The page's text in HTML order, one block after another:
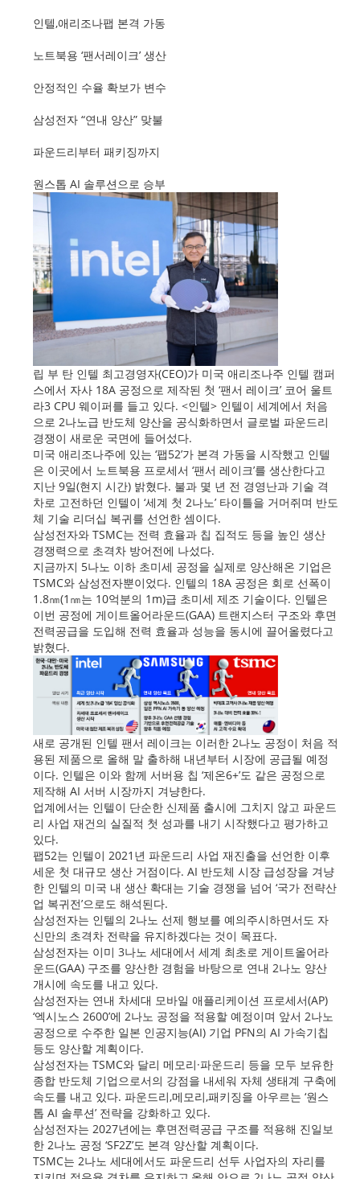
인텔,애리조나팹 본격 가동
노트북용 ‘팬서레이크’ 생산
안정적인 수율 확보가 변수
삼성전자 “연내 양산” 맞불
파운드리부터 패키징까지
원스톱 AI 솔루션으로 승부
립 부 탄 인텔 최고경영자(CEO)가 미국 애리조나주 인텔 캠퍼
스에서 자사 18A 공정으로 제작된 첫 ‘팬서 레이크’ 코어 울트
라3 CPU 웨이퍼를 들고 있다. <인텔> 인텔이 세계에서 처음
으로 2나노급 반도체 양산을 공식화하면서 글로벌 파운드리
경쟁이 새로운 국면에 들어섰다.
미국 애리조나주에 있는 ‘팹52’가 본격 가동을 시작했고 인텔
은 이곳에서 노트북용 프로세서 ‘팬서 레이크’를 생산한다고
지난 9일(현지 시간) 밝혔다. 불과 몇 년 전 경영난과 기술 격
차로 고전하던 인텔이 ‘세계 첫 2나노’ 타이틀을 거머쥐며 반도
체 기술 리더십 복귀를 선언한 셈이다.
삼성전자와 TSMC는 전력 효율과 칩 집적도 등을 높인 생산
경쟁력으로 초격차 방어전에 나섰다.
지금까지 5나노 이하 초미세 공정을 실제로 양산해온 기업은
TSMC와 삼성전자뿐이었다. 인텔의 18A 공정은 회로 선폭이
1.8㎚(1㎚는 10억분의 1m)급 초미세 제조 기술이다. 인텔은
이번 공정에 게이트올어라운드(GAA) 트랜지스터 구조와 후면
전력공급을 도입해 전력 효율과 성능을 동시에 끌어올렸다고
밝혔다.
새로 공개된 인텔 팬서 레이크는 이러한 2나노 공정이 처음 적
용된 제품으로 올해 말 출하해 내년부터 시장에 공급될 예정
이다. 인텔은 이와 함께 서버용 칩 ‘제온6+’도 같은 공정으로
제작해 AI 서버 시장까지 겨냥한다.
업계에서는 인텔이 단순한 신제품 출시에 그치지 않고 파운드
리 사업 재건의 실질적 첫 성과를 내기 시작했다고 평가하고
있다.
팹52는 인텔이 2021년 파운드리 사업 재진출을 선언한 이후
세운 첫 대규모 생산 거점이다. AI 반도체 시장 급성장을 겨냥
한 인텔의 미국 내 생산 확대는 기술 경쟁을 넘어 ‘국가 전략산
업 복귀전’으로도 해석된다.
삼성전자는 인텔의 2나노 선제 행보를 예의주시하면서도 자
신만의 초격차 전략을 유지하겠다는 것이 목표다.
삼성전자는 이미 3나노 세대에서 세계 최초로 게이트올어라
운드(GAA) 구조를 양산한 경험을 바탕으로 연내 2나노 양산
개시에 속도를 내고 있다.
삼성전자는 연내 차세대 모바일 애플리케이션 프로세서(AP)
‘엑시노스 2600’에 2나노 공정을 적용할 예정이며 앞서 2나노
공정으로 수주한 일본 인공지능(AI) 기업 PFN의 AI 가속기칩
등도 양산할 계획이다.
삼성전자는 TSMC와 달리 메모리·파운드리 등을 모두 보유한
종합 반도체 기업으로서의 강점을 내세워 자체 생태계 구축에
속도를 내고 있다. 파운드리,메모리,패키징을 아우르는 ‘원스
톱 AI 솔루션’ 전략을 강화하고 있다.
삼성전자는 2027년에는 후면전력공급 구조를 적용해 진일보
한 2나노 공정 ‘SF2Z’도 본격 양산할 계획이다.
TSMC는 2나노 세대에서도 파운드리 선두 사업자의 자리를